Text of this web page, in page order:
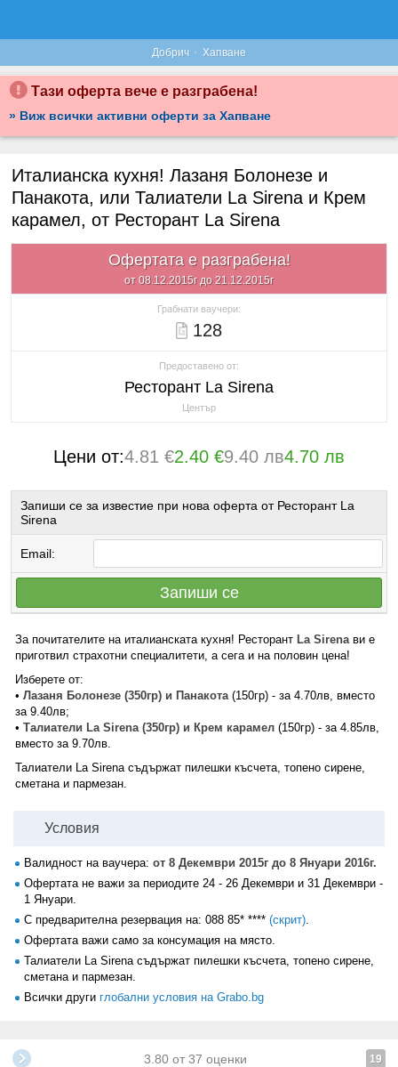
Добрич · Хапване
Тази оферта вече е разграбена!
» Виж всички активни оферти за Хапване
Италианска кухня! Лазаня Болонезе и
Панакота, или Талиатели La Sirena и Крем
карамел, от Ресторант La Sirena
Офертата е разграбена!
от 08.12.2015г до 21.12.2015г
Грабнати ваучери:
128
Предоставено от:
Ресторант La Sirena
Център
Цени от:4.81 €2.40 €9.40 лв4.70 лв
Запиши се за известие при нова оферта от Ресторант La
Sirena
Email:
Запиши се
За почитателите на италианската кухня! Ресторант La Sirenaви е
приготвил страхотни специалитети, а сега и на половин цена!
Изберете от:
• Лазаня Болонезе (350гр) и Панакота(150гр) - за 4.70лв, вместо
за 9.40лв;
• Талиатели La Sirena (350гр) и Крем карамел (150гр) - за 4.85лв,
вместо за 9.70лв.
Талиатели La Sirena съдържат пилешки късчета, топено сирене,
сметана и пармезан.
Условия
Валидност на ваучера: от 8 Декември 2015г до 8 Януари 2016г.
Офертата не важи за периодите 24 - 26 Декември и 31 Декември -
1 Януари.
С предварителна резервация на: 088 85* **** (скрит).
Офертата важи само за консумация на място.
Талиатели La Sirena съдържат пилешки късчета, топено сирене,
сметана и пармезан.
Всички други глобални условия на Grabo.bg
3.80 от 37 оценки 19